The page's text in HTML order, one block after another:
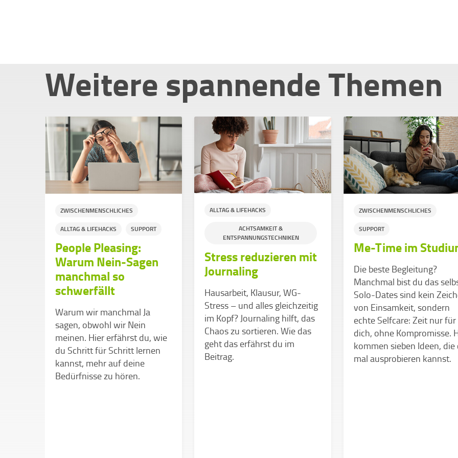
Weitere spannende Themen
ZWISCHENMENSCHLICHES
ALLTAG & LIFEHACKS SUPPORT
People Pleasing:
Warum Nein-Sagen
manchmal so
schwerfällt
Warum wir manchmal Ja
sagen, obwohl wir Nein
meinen. Hier erfährst du, wie
du Schritt für Schritt lernen
kannst, mehr auf deine
Bedürfnisse zu hören.
ALLTAG & LIFEHACKS
ACHTSAMKEIT &
ENTSPANNUNGSTECHNIKEN
Stress reduzieren mit
Journaling
Hausarbeit, Klausur, WG-
Stress – und alles gleichzeitig
im Kopf? Journaling hilft, das
Chaos zu sortieren. Wie das
geht das erfährst du im
Beitrag.
ZWISCHENMENSCHLICHES
SUPPORT
Me-Time im
Die beste Begleitung?
Manchmal bist du das
Solo-Dates sind kein
von Einsamkeit, sondern
echte Selfcare: Zeit nur für
dich, ohne Kompromisse.
kommen sieben Ideen, die
mal ausprobieren kannst.